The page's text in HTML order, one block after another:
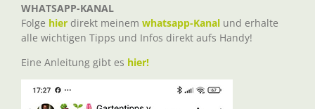
WHATSAPP-KANAL
Folge hier direkt meinem whatsapp-Kanal und erhalte
alle wichtigen Tipps und Infos direkt aufs Handy!
Eine Anleitung gibt es hier!